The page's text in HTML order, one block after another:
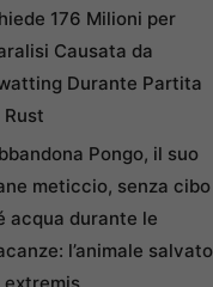
176 Milioni per
Causata da
Durante Partita
Rust
Pongo, il suo
meticcio, senza cibo
acqua durante le
l’animale salvato